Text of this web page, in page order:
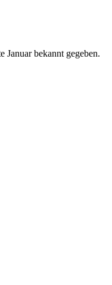
Januar bekannt gegeben.